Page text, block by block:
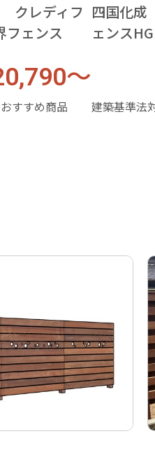
クレディフ
ェンス
～
すすめ商品
四国化
ェンス
建築基準法